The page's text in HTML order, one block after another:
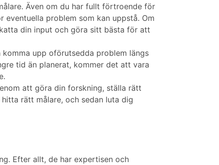
Även om du har fullt förtroende för
problem som kan uppstå. Om
din input och göra sitt bästa för att
upp oförutsedda problem längs
tid än planerat, kommer det att vara
att göra din forskning, ställa rätt
rätt målare, och sedan luta dig
Efter allt, de har expertisen och